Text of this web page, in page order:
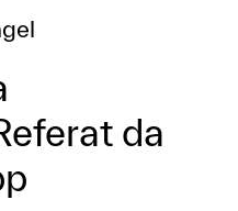
da